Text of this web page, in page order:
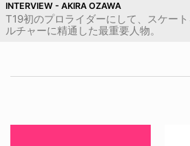
INTERVIEW - AKIRA OZAWA
T19初のプロライダーにして、スケー
ルチャーに精通した最重要人物。